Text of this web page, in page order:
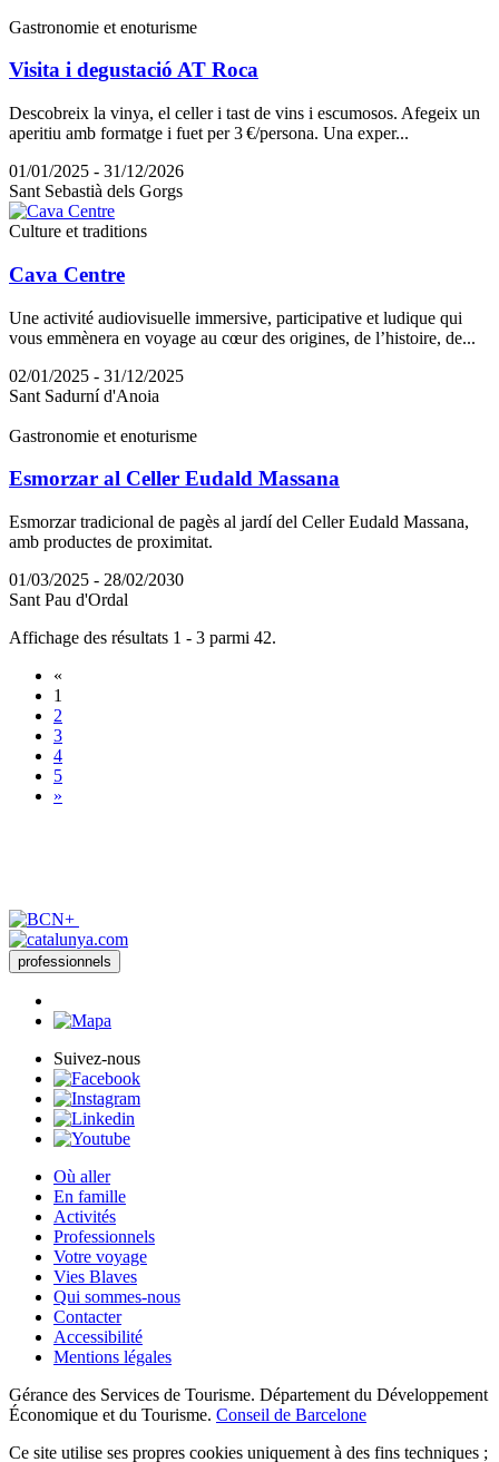
Gastronomie et enoturisme
Visita i degustació AT Roca
Descobreix la vinya, el celler i tast de vins i escumosos. Afegeix un
aperitiu amb formatge i fuet per 3 €/persona. Una exper...
01/01/2025 - 31/12/2026
Sant Sebastià dels Gorgs
Culture et traditions
Cava Centre
Une activité audiovisuelle immersive, participative et ludique qui
vous emmènera en voyage au cœur des origines, de l’histoire, de...
02/01/2025 - 31/12/2025
Sant Sadurní d'Anoia
Gastronomie et enoturisme
Esmorzar al Celler Eudald Massana
Esmorzar tradicional de pagès al jardí del Celler Eudald Massana,
amb productes de proximitat.
01/03/2025 - 28/02/2030
Sant Pau d'Ordal
Affichage des résultats 1 - 3 parmi 42.
«
1
2
3
4
5
»
professionnels
Suivez-nous
Où aller
En famille
Activités
Professionnels
Votre voyage
Vies Blaves
Qui sommes-nous
Contacter
Accessibilité
Mentions légales
Gérance des Services de Tourisme. Département du Développement
Économique et du Tourisme. Conseil de Barcelone
Ce site utilise ses propres cookies uniquement à des fins techniques ;